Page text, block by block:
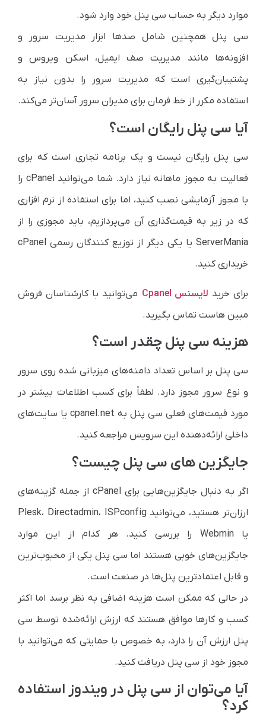
موارد دیگر به حساب سی پنل خود وارد شود.
سی پنل همچنین شامل صدها ابزار مدیریت سرور و
افزونه‌ها مانند مدیریت صف ایمیل، اسکن ویروس و
پشتیبان‌گیری است که مدیریت سرور را بدون نیاز به
استفاده مکرر از خط فرمان برای مدیران سرور آسان‌تر می‌کند.
آیا سی پنل رایگان است؟
سی پنل رایگان نیست و یک برنامه تجاری است که برای
فعالیت به مجوز ماهانه نیاز دارد. شما می‌توانید cPanel را
با مجوز آزمایشی نصب کنید، اما برای استفاده از نرم افزاری
که در زیر به قیمت‌گذاری آن می‌پردازیم، باید مجوزی را از
ServerMania یا یکی دیگر از توزیع کنندگان رسمی cPanel
خریداری کنید.
برای خرید لایسنس Cpanel
می‌توانید با کارشناسان فروش
مبین هاست تماس بگیرید.
هزینه سی پنل چقدر است؟
سی پنل بر اساس تعداد دامنه‌های میزبانی شده روی سرور
و نوع سرور مجوز دارد. لطفاً برای کسب اطلاعات بیشتر در
مورد قیمت‌های فعلی سی پنل به cpanel.net یا سایت‌های
داخلی ارائه‌دهنده این سرویس مراجعه کنید.
جایگزین های سی پنل چیست؟
اگر به دنبال جایگزین‌هایی برای cPanel از جمله گزینه‌های
ارزان‌تر هستید، می‌توانید Plesk، Directadmin، ISPconfig
یا Webmin را بررسی کنید. هر کدام از این موارد
جایگزین‌های خوبی هستند اما سی پنل یکی از محبوب‌ترین
و قابل اعتماد‌ترین پنل‌ها در صنعت است.
در حالی که ممکن است هزینه اضافی به نظر برسد اما اکثر
کسب و کارها موافق هستند که ارزش ارائه‌شده توسط سی
پنل ارزش آن را دارد، به خصوص با حمایتی که می‌توانید با
مجوز خود از سی پنل دریافت کنید.
آیا می‌توان از سی پنل در ویندوز استفاده
کرد؟